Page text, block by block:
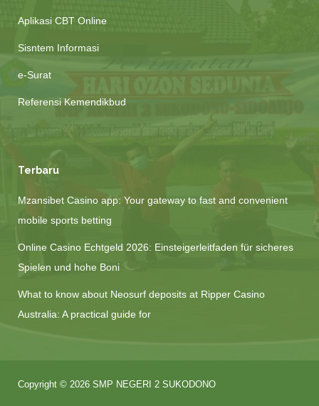
Aplikasi CBT Online
Sisntem Informasi
e-Surat
Referensi Kemendikbud
Terbaru
Mzansibet Casino app: Your gateway to fast and convenient
mobile sports betting
Online Casino Echtgeld 2026: Einsteigerleitfaden für sicheres
Spielen und hohe Boni
What to know about Neosurf deposits at Ripper Casino
Australia: A practical guide for
Copyright © 2026 SMP NEGERI 2 SUKODONO